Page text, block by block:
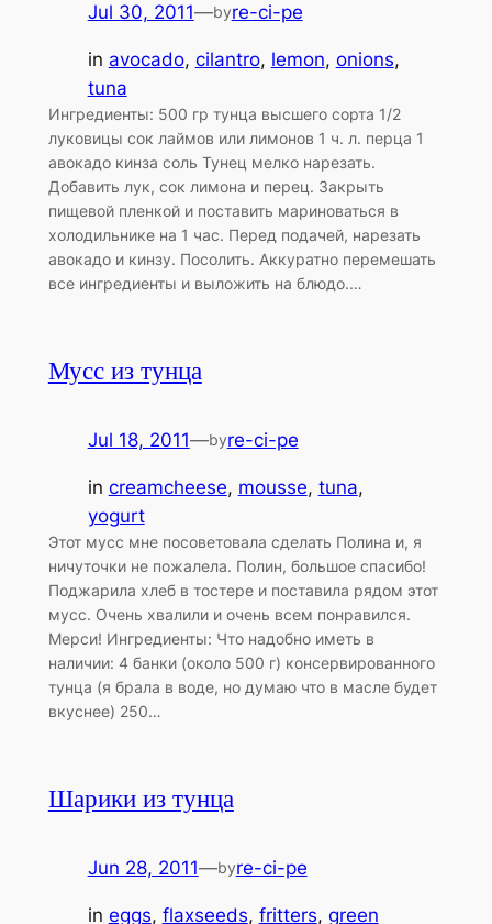
Jul 30, 2011—byre-ci-pe
in avocado, cilantro, lemon, onions
tuna
Ингредиенты: 500 гр тунца высшего сорта 1/2
луковицы сок лаймов или лимонов 1 ч. л. перца 1
авокадо кинза соль Тунец мелко нарезать.
Добавить лук, сок лимона и перец. Закрыть
пищевой пленкой и поставить мариноваться в
холодильнике на 1 час. Перед подачей, нарезать
авокадо и кинзу. Посолить. Аккуратно перемешать
все ингредиенты и выложить на блюдо.…
Мусс из тунца
Jul 18, 2011—byre-ci-pe
in creamcheese, mousse, tuna
yogurt
Этот мусс мне посоветовала сделать Полина и, я
ничуточки не пожалела. Полин, большое спасибо!
Поджарила хлеб в тостере и поставила рядом этот
мусс. Очень хвалили и очень всем понравился.
Мерси! Ингредиенты: Что надобно иметь в
наличии: 4 банки (около 500 г) консервированного
тунца (я брала в воде, но думаю что в масле будет
вкуснее) 250…
Шарики из тунца
Jun 28, 2011—byre-ci-pe
in eggs, flaxseeds, fritters, green